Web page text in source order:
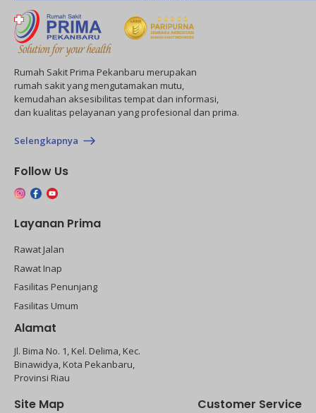
Rumah Sakit Prima Pekanbaru merupakan
rumah sakit yang mengutamakan mutu,
kemudahan aksesibilitas tempat dan informasi,
dan kualitas pelayanan yang profesional dan prima.
Selengkapnya
Follow Us
Layanan Prima
Rawat Jalan
Rawat Inap
Fasilitas Penunjang
Fasilitas Umum
Alamat
Jl. Bima No. 1, Kel. Delima, Kec.
Binawidya, Kota Pekanbaru,
Provinsi Riau
Site Map Customer Service